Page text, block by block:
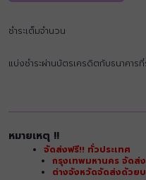
ชำระเต็มจำนวน
แบ่งชำระผ่านบัตรเครดิตกับธนาคาร
หมายเหตุ !!
จัดส่งฟรี!! ทั่วประเทศ
กรุงเทพมหานคร จัดส่
ต่างจังหวัดจัดส่งด้วย